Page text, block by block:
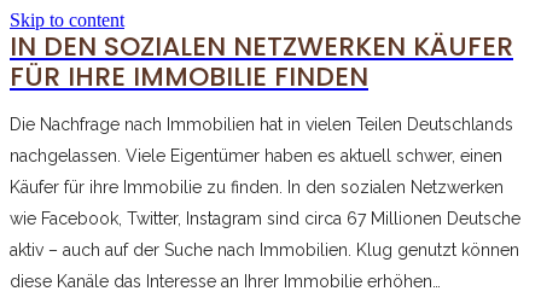
Skip to content
IN DEN SOZIALEN NETZWERKEN KÄUFER
FÜR IHRE IMMOBILIE FINDEN
Die Nachfrage nach Immobilien hat in vielen Teilen Deutschlands
nachgelassen. Viele Eigentümer haben es aktuell schwer, einen
Käufer für ihre Immobilie zu finden. In den sozialen Netzwerken
wie Facebook, Twitter, Instagram sind circa 67 Millionen Deutsche
aktiv – auch auf der Suche nach Immobilien. Klug genutzt können
diese Kanäle das Interesse an Ihrer Immobilie erhöhen…